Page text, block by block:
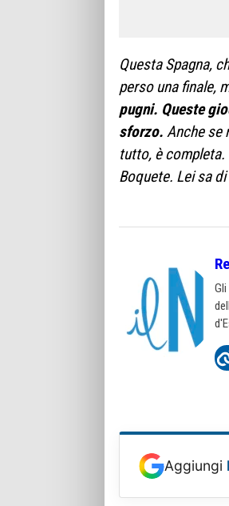
Questa Spagna,
perso una finale,
pugni. Queste
sforzo. Anche se
tutto, è completa.
Boquete. Lei sa
Aggiungi